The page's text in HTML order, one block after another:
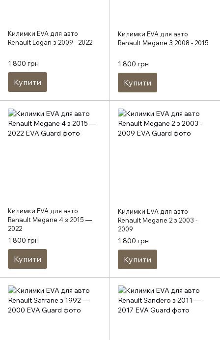
Килимки EVA для авто
Renault Logan з 2009 - 2022
1 800 грн
Купити
Килимки EVA для авто
Renault Megane 3 2008 - 2015
1 800 грн
Купити
Килимки EVA для авто
Renault Megane 4 з 2015 —
2022
1 800 грн
Купити
Килимки EVA для авто
Renault Megane 2 з 2003 -
2009
1 800 грн
Купити